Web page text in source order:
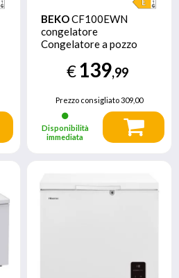
BEKOCF100EWN
congelatore
Congelatore a pozzo
E Bianco
€139,99
Prezzo consigliato309,00
Disponibilità
immediata